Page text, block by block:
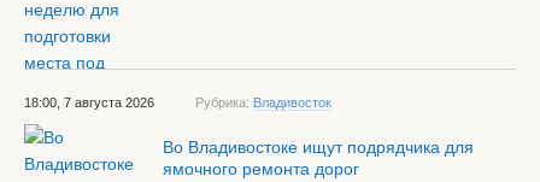
18:00, 7 августа 2026 Рубрика: Владивосток
Во Владивостоке ищут подрядчика для
ямочного ремонта дорог